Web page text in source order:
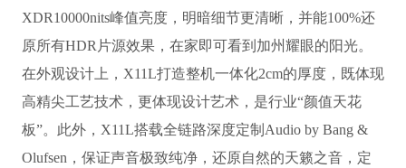
XDR10000nits峰值亮度，明暗细节更清晰，并能100%还
原所有HDR片源效果，在家即可看到加州耀眼的阳光。
在外观设计上，X11L打造整机一体化2cm的厚度，既体现
高精尖工艺技术，更体现设计艺术，是行业“颜值天花
板”。此外，X11L搭载全链路深度定制Audio by Bang &
Olufsen，保证声音极致纯净，还原自然的天籁之音，定